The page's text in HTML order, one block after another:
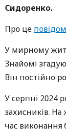
Сидоренко.
Про це
У мирному
Знайомі
Він постійно
У серпні 2024
захисників. На
час виконання